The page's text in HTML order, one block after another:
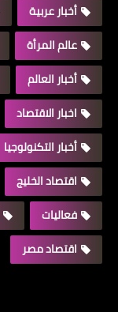
أخبار عربية
عالم المرأة
أخبار العالم
اخبار الاقتصاد
أخبار التكنولوجيا
اقتصاد الخليج
فعاليات
اقتصاد مصر